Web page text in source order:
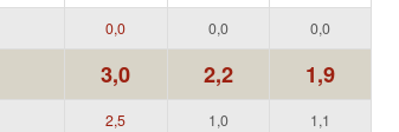
0,0 0,0 0,0
3,0 2,2 1,9
2,5 1,0 1,1